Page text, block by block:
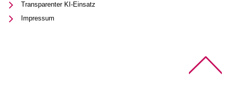
Transparenter KI-Einsatz
Impressum